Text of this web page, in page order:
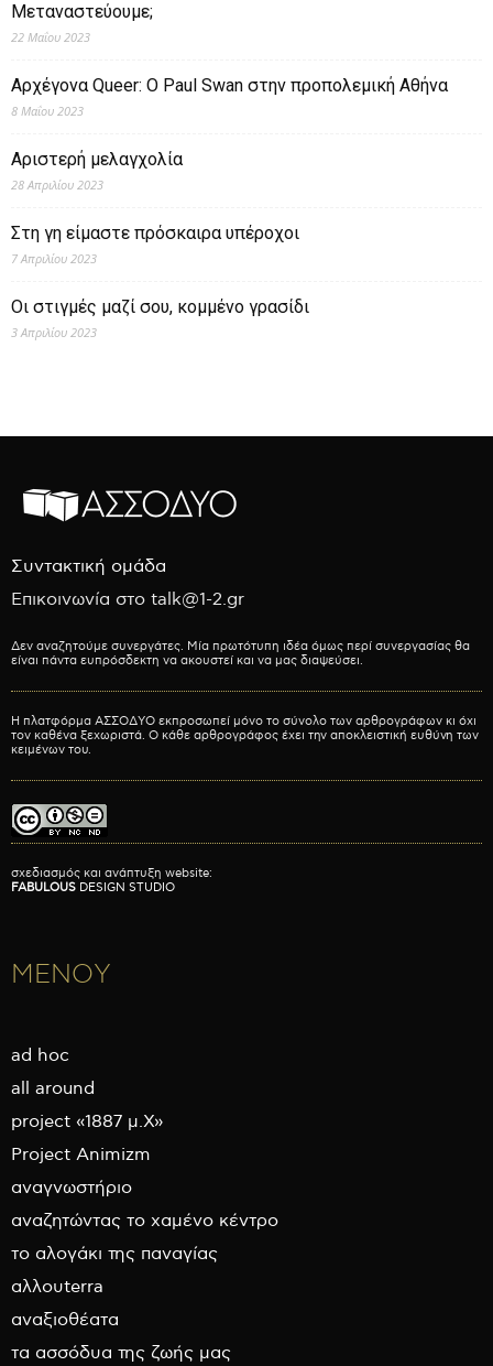
Μεταναστεύουμε;
22 Μαΐου 2023
Αρχέγονα Queer: O Paul Swan στην προπολεμική Αθήνα
8 Μαΐου 2023
Αριστερή μελαγχολία
28 Απριλίου 2023
Στη γη είμαστε πρόσκαιρα υπέροχοι
7 Απριλίου 2023
Οι στιγμές μαζί σου, κομμένο γρασίδι
3 Απριλίου 2023
Συντακτική ομάδα
Επικοινωνία στο talk@1-2.gr
Δεν αναζητούμε συνεργάτες. Μία πρωτότυπη ιδέα όμως περί συνεργασίας θα
είναι πάντα ευπρόσδεκτη να ακουστεί και να μας διαψεύσει.
Η πλατφόρμα ΑΣΣΟΔΥΟ εκπροσωπεί μόνο το σύνολο των αρθρογράφων κι όχι
τον καθένα ξεχωριστά. Ο κάθε αρθρογράφος έχει την αποκλειστική ευθύνη των
κειμένων του.
σχεδιασμός και ανάπτυξη website:
FABULOUS DESIGN STUDIO
ΜΕΝΟΥ
ad hoc
all around
project «1887 μ.Χ»
Project Animizm
αναγνωστήριο
αναζητώντας το χαμένο κέντρο
το αλογάκι της παναγίας
αλλουterra
αναξιοθέατα
τα ασσόδυα της ζωής μας